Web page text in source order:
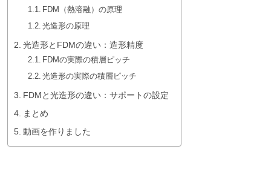
FDM（熱溶融）の原理
光造形の原理
光造形とFDMの違い：造形精度
FDMの実際の積層ピッチ
光造形の実際の積層ピッチ
FDMと光造形の違い：サポートの設定
まとめ
動画を作りました